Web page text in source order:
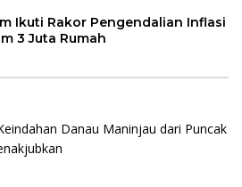
Ikuti Rakor Pengendalian Inflasi
3 Juta Rumah
Danau Maninjau dari Puncak